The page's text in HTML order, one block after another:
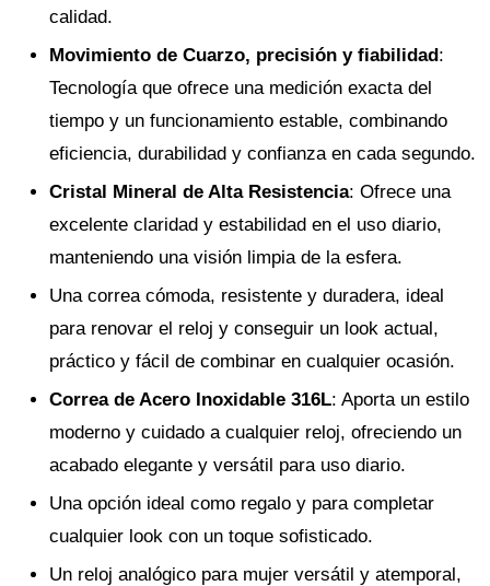
calidad.
Movimiento de Cuarzo, precisión y fiabilidad:
Tecnología que ofrece una medición exacta del
tiempo y un funcionamiento estable, combinando
eficiencia, durabilidad y confianza en cada segundo.
Cristal Mineral de Alta Resistencia: Ofrece una
excelente claridad y estabilidad en el uso diario,
manteniendo una visión limpia de la esfera.
Una correa cómoda, resistente y duradera, ideal
para renovar el reloj y conseguir un look actual,
práctico y fácil de combinar en cualquier ocasión.
Correa de Acero Inoxidable 316L: Aporta un estilo
moderno y cuidado a cualquier reloj, ofreciendo un
acabado elegante y versátil para uso diario.
Una opción ideal como regalo y para completar
cualquier look con un toque sofisticado.
Un reloj analógico para mujer versátil y atemporal,